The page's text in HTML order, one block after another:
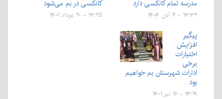
مدرسه تمام کانکسی دارد
۱۳:۳۲ - ۷ آبان ۱۴۰۴
کانکسی در بم می‌شود
۱۳:۲۵ - ۲۰ مرداد ۱۴۰۱
پیگیر
افزایش
اختیارات
برخی
ادارات شهرستان بم خواهیم
بود
۱۳:۱۹ - ۱۶ تیر ۱۴۰۱